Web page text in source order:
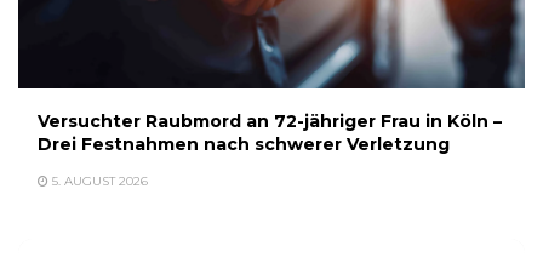
Versuchter Raubmord an 72-jähriger Frau in Köln –
Drei Festnahmen nach schwerer Verletzung
5. AUGUST 2026